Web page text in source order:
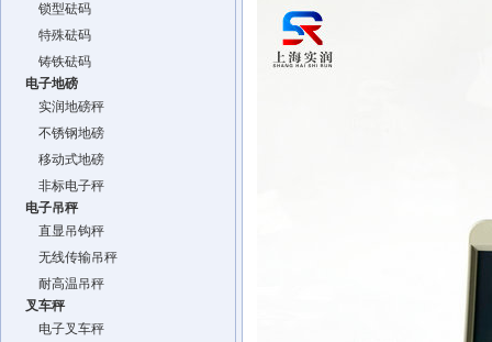
锁型砝码
特殊砝码
铸铁砝码
电子地磅
实润地磅秤
不锈钢地磅
移动式地磅
非标电子秤
电子吊秤
直显吊钩秤
无线传输吊秤
耐高温吊秤
叉车秤
电子叉车秤